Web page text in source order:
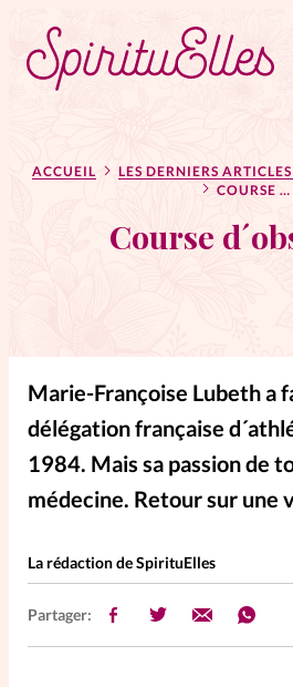
Tous les articles
Actus au féminin
Chroniques
Edito
Elles nous
Entre4yeux
La Bible au féminin
ACCUEIL LES DERNIERS
COURSE D´OBSTACLES
Course
Marie-Françoise Lubeth a
délégation française
1984. Mais sa passion de
médecine. Retour sur une
La rédaction de SpirituElles
Partager: